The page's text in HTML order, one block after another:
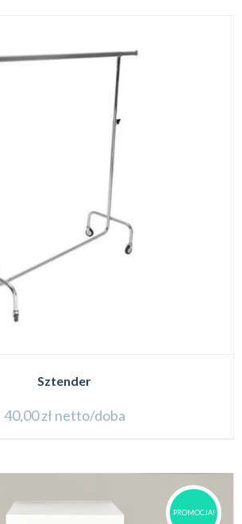
Sztender
40,00zł netto/doba
PROMOCJA!